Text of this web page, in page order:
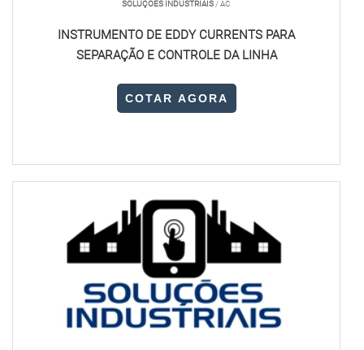
Os detectores de campo eletromagnético são projetados
para atender a rigorosos padrões de segurança e
críticas. Sua aplicação é fundamental em projetos que
demandam inspeções detalhadas e precisas.
COMO O DETECTOR DE CAMPO ELETROMAGNÉTICO SP
FUNCIONA?
O funcionamento do Detector de campo eletromagnético
SP baseia-se na medição de alterações nos campos
magnéticos ao redor de materiais ou dispositivos. Ele
utiliza sensores de alta precisão para captar mudanças,
fornecendo resultados em tempo real.
SOLUÇÕES INDUSTRIAIS/ AC
INSTRUMENTO DE EDDY CURRENTS PARA
SEPARAÇÃO E CONTROLE DA LINHA
COTAR AGORA